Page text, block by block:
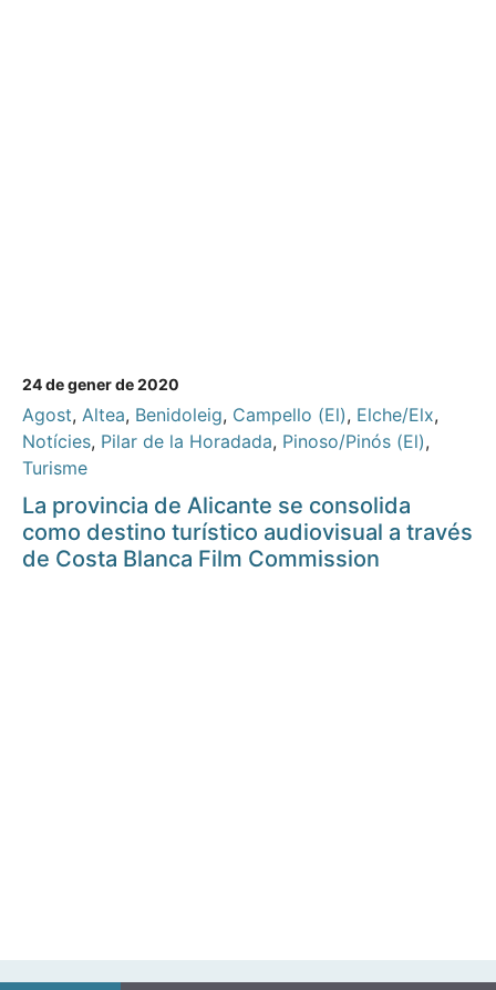
24 de gener de 2020
Agost, Altea, Benidoleig, Campello (El), Elche/Elx,
Notícies, Pilar de la Horadada, Pinoso/Pinós (El),
Turisme
La provincia de Alicante se consolida
como destino turístico audiovisual a través
de Costa Blanca Film Commission